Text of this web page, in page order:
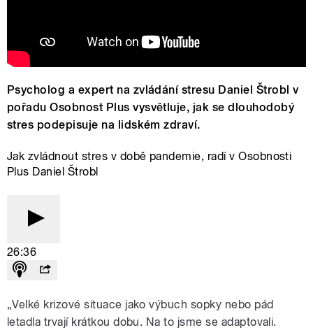
Psycholog a expert na zvládání stresu Daniel Štrobl v
pořadu Osobnost Plus vysvětluje, jak se dlouhodobý
stres podepisuje na lidském zdraví.
Jak zvládnout stres v době pandemie, radí v Osobnosti
Plus Daniel Štrobl
26:36
„Velké krizové situace jako výbuch sopky nebo pád
letadla trvají krátkou dobu. Na to jsme se adaptovali.